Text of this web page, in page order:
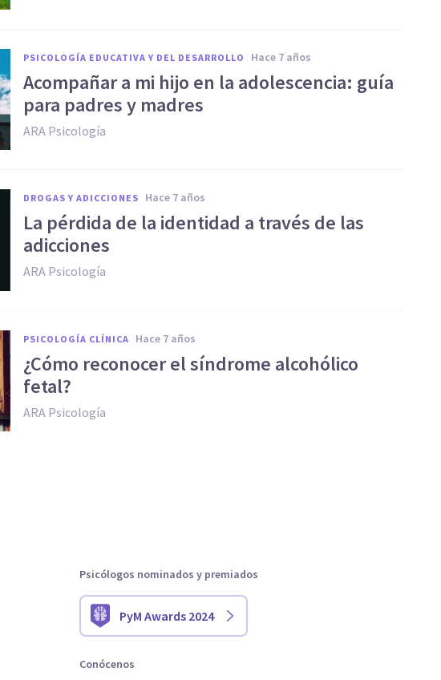
PSICOLOGÍA EDUCATIVA Y DEL DESARROLLO hace 7 años
Acompañar a mi hijo en la adolescencia: guía
para padres y madres
ARA Psicología
DROGAS Y ADICCIONES hace 7 años
La pérdida de la identidad a través de las
adicciones
ARA Psicología
PSICOLOGÍA CLÍNICA hace 7 años
¿Cómo reconocer el síndrome alcohólico
fetal?
ARA Psicología
Psicólogos nominados y premiados
PyM Awards 2024
Conócenos